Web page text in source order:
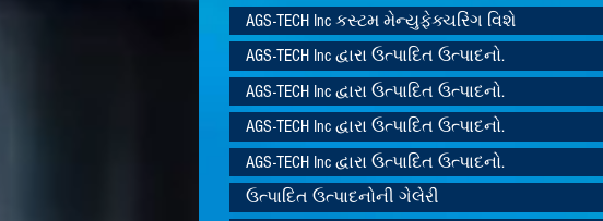
AGS-TECH Inc કસ્ટમ મેન્યુફેક્ચરિંગ વિશે
AGS-TECH Inc દ્વારા ઉત્પાદિત ઉત્પાદનો.
AGS-TECH Inc દ્વારા ઉત્પાદિત ઉત્પાદનો.
AGS-TECH Inc દ્વારા ઉત્પાદિત ઉત્પાદનો.
AGS-TECH Inc દ્વારા ઉત્પાદિત ઉત્પાદનો.
ઉત્પાદિત ઉત્પાદનોની ગેલેરી